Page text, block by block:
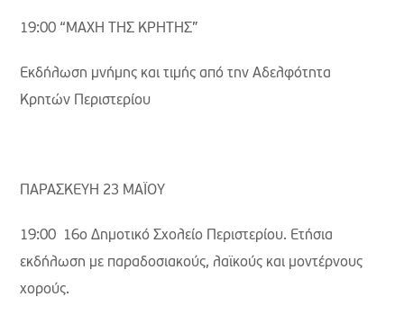
19:00 “ΜΑΧΗ ΤΗΣ ΚΡΗΤΗΣ”
Εκδήλωση μνήμης και τιμής από την Αδελφότητα
Κρητών Περιστερίου
ΠΑΡΑΣΚΕΥΗ 23 ΜΑΪΟΥ
19:00 16ο Δημοτικό Σχολείο Περιστερίου. Ετήσια
εκδήλωση με παραδοσιακούς, λαϊκούς και μοντέρνους
χορούς.